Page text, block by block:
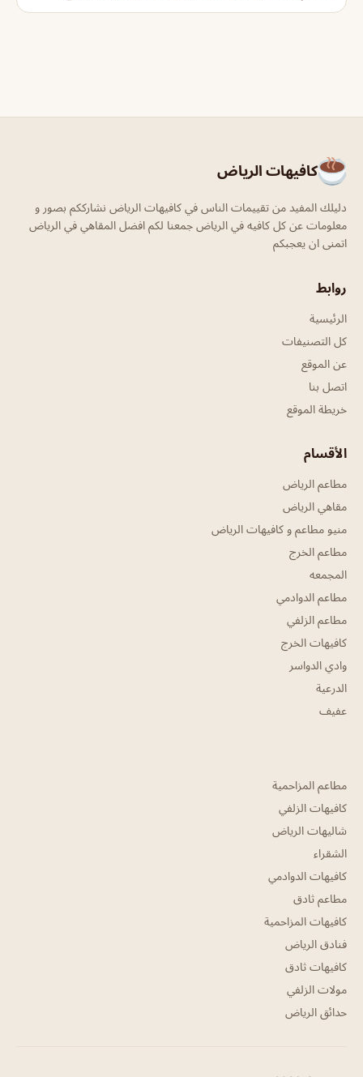
كافيهات الرياض
دليلك المفيد من تقييمات الناس في كافيهات الرياض نشارككم بصور و
معلومات عن كل كافيه في الرياض جمعنا لكم افضل المقاهي في الرياض
اتمنى ان يعجبكم
روابط
الرئيسية
كل التصنيفات
عن الموقع
اتصل بنا
خريطة الموقع
الأقسام
مطاعم الرياض
مقاهي الرياض
منيو مطاعم و كافيهات الرياض
مطاعم الخرج
المجمعه
مطاعم الدوادمي
مطاعم الزلفي
كافيهات الخرج
وادي الدواسر
الدرعية
عفيف
مطاعم المزاحمية
كافيهات الزلفي
شاليهات الرياض
الشقراء
كافيهات الدوادمي
مطاعم ثادق
كافيهات المزاحمية
فنادق الرياض
كافيهات ثادق
مولات الزلفي
حدائق الرياض